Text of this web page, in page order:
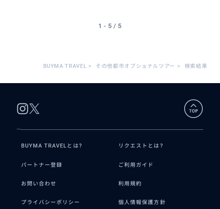
1 - 5 / 5
BUYMA TRAVEL > その他都市オプショナルツアー > 検索結果
BUYMA TRAVELとは? リクエストとは?
パートナー登録 ご利用ガイド
お問い合わせ 利用規約
プライバシーポリシー 個人情報保護方針